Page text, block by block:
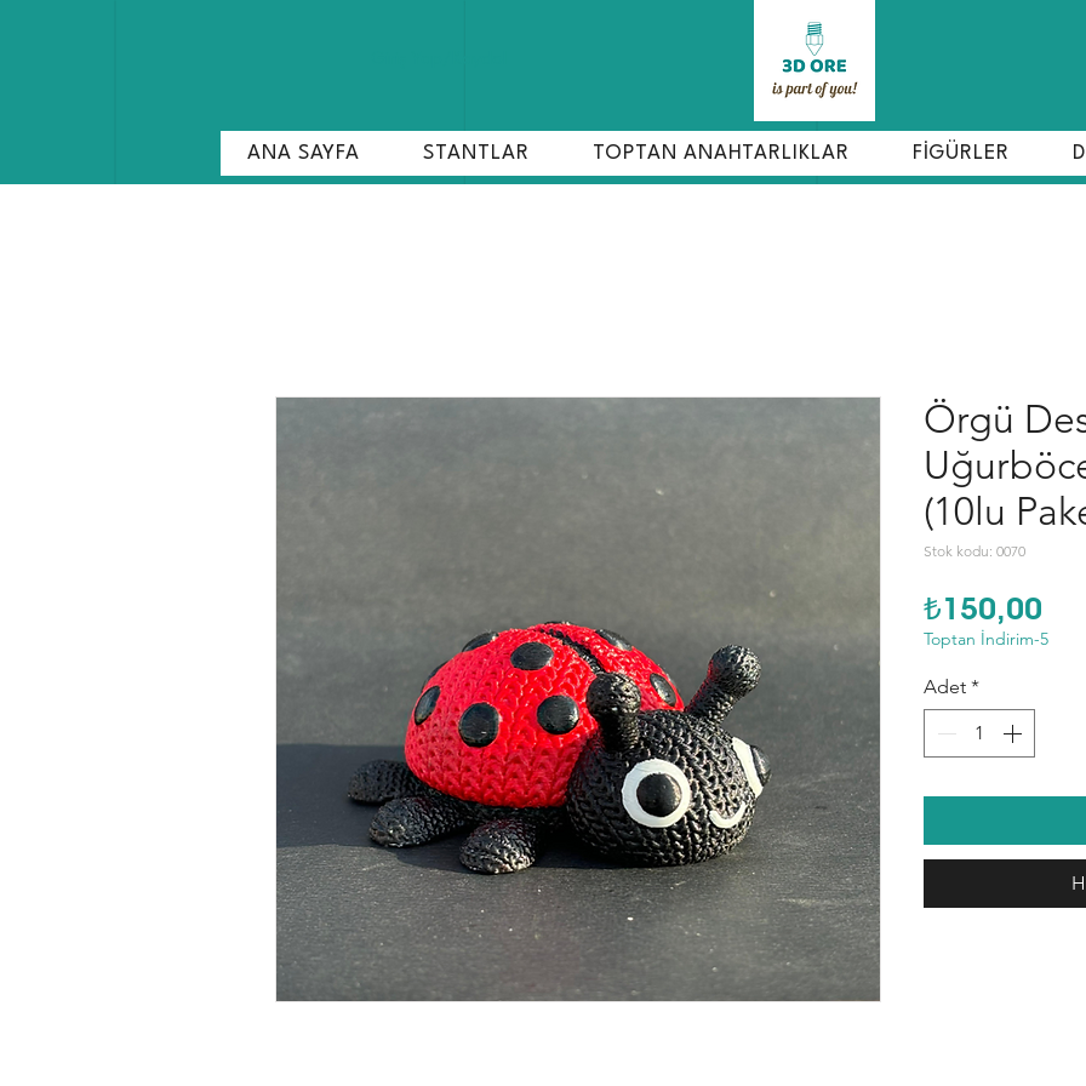
ANA SAYFA STANTLAR TOPTAN ANAHTARLIKLAR FİGÜRLER
Örgü
(10lu
Stok kodu: 0070
₺150,00
Toptan İndirim-5
Adet *